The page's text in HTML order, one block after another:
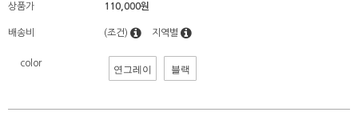
상품가 110,000원
배송비 (조건) 지역별
color 연그레이 블랙